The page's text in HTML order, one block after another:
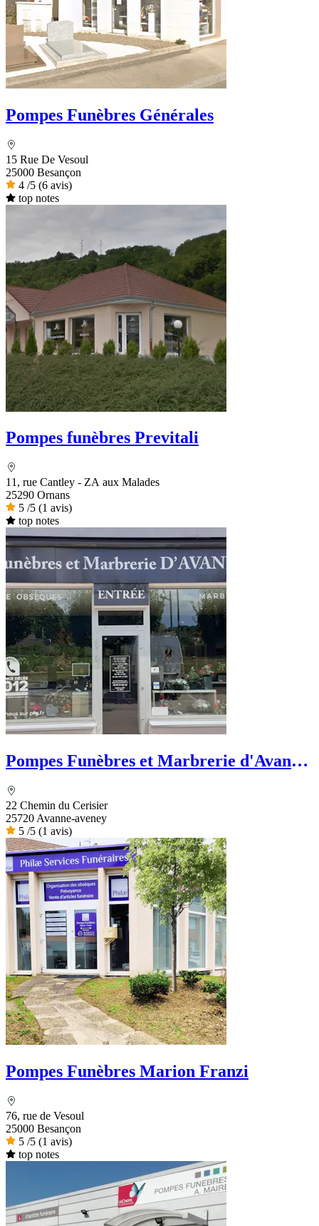
Pompes Funèbres Générales
15 Rue De Vesoul
25000 Besançon
4 /5 (6 avis)
top notes
Pompes funèbres Previtali
11, rue Cantley - ZA aux Malades
25290 Ornans
5 /5 (1 avis)
top notes
Pompes Funèbres et Marbrerie d'Avanne
22 Chemin du Cerisier
25720 Avanne-aveney
5 /5 (1 avis)
Pompes Funèbres Marion Franzi
76, rue de Vesoul
25000 Besançon
5 /5 (1 avis)
top notes